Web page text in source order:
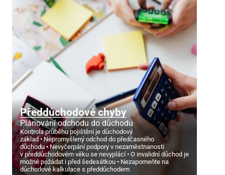
Předdůchodové chyby
Plánování odchodu do důchodu
Kontrola průběhu pojištění je důchodový
základ
Nepromyšlený odchod do předčasného
důchodu
Nevyčerpání podpory v nezaměstnanosti
v předdůchodovém věku se nevyplácí
O invalidní důchod je
možné požádat i před šedesátkou
Nezapomeňte na
důchodové kalkulace s předdůchodem